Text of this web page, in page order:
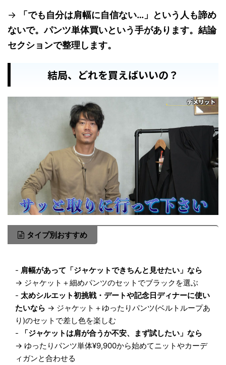
→
「でも自分は肩幅に自信ない…」という人も諦め
ないで。パンツ単体買いという手があります。結論
セクションで整理します。
結局、どれを買えばいいの？
タイプ別おすすめ
- 肩幅があって「ジャケットできちんと見せたい」なら
→ ジャケット＋細めパンツのセットでブラックを選ぶ
- 太めシルエット初挑戦・デートや記念日ディナーに使い
たいなら → ジャケット＋ゆったりパンツ(ベルトループあ
り)のセットで差し色を楽しむ
-
「ジャケットは肩が合うか不安、まず試したい」なら
→ ゆったりパンツ単体¥9,900から始めてニットやカーデ
ィガンと合わせる